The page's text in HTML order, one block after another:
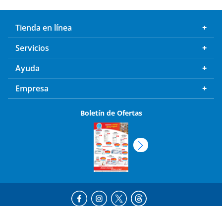
Tienda en línea
Servicios
Ayuda
Empresa
Boletín de Ofertas